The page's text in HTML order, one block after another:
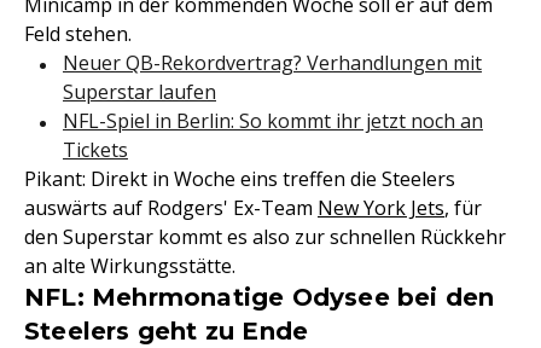
Feld stehen.
Neuer QB-Rekordvertrag? Verhandlungen mit
Superstar laufen
NFL-Spiel in Berlin: So kommt ihr jetzt noch an
Tickets
Pikant: Direkt in Woche eins treffen die Steelers
auswärts auf Rodgers' Ex-Team New York Jets, für
den Superstar kommt es also zur schnellen Rückkehr
an alte Wirkungsstätte.
NFL: Mehrmonatige Odysee bei den
Steelers geht zu Ende